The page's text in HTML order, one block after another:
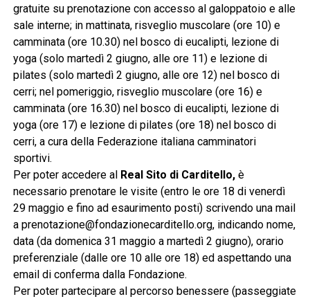
gratuite su prenotazione con accesso al galoppatoio e alle
sale interne; in mattinata, risveglio muscolare (ore 10) e
camminata (ore 10.30) nel bosco di eucalipti, lezione di
yoga (solo martedì 2 giugno, alle ore 11) e lezione di
pilates (solo martedì 2 giugno, alle ore 12) nel bosco di
cerri; nel pomeriggio, risveglio muscolare (ore 16) e
camminata (ore 16.30) nel bosco di eucalipti, lezione di
yoga (ore 17) e lezione di pilates (ore 18) nel bosco di
cerri, a cura della Federazione italiana camminatori
sportivi.
Per poter accedere al Real Sito di Carditello,è
necessario prenotare le visite (entro le ore 18 di venerdì
29 maggio e fino ad esaurimento posti) scrivendo una mail
a prenotazione@fondazionecarditello.org, indicando nome,
data (da domenica 31 maggio a martedì 2 giugno), orario
preferenziale (dalle ore 10 alle ore 18) ed aspettando una
email di conferma dalla Fondazione.
Per poter partecipare al percorso benessere (passeggiate